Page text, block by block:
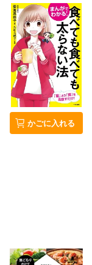
かごに入れる